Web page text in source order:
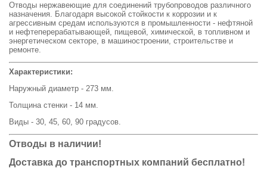
Отводы нержавеющие для соединений трубопроводов различного
назначения. Благодаря высокой стойкости к коррозии и к
агрессивным средам используются в промышленности - нефтяной
и нефтеперерабатывающей, пищевой, химической, в топливном и
энергетическом секторе, в машиностроении, строительстве и
ремонте.
Характеристики:
Наружный диаметр - 273 мм.
Толщина стенки - 14 мм.
Виды - 30, 45, 60, 90 градусов.
Отводы в наличии!
Доставка до транспортных компаний бесплатно!